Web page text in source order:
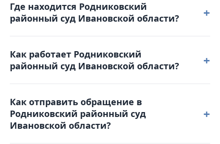
Где находится Родниковский
районный суд Ивановской области?
+
расположен по адресу: 155250, Ивановская
область, г. Родники, ул. Невская, д. 69.
Как работает Родниковский
районный суд Ивановской области?
+
30 пятница: с 8-30 до 17-30. Обеденный перерыв с
12-30 до 13-30. Выходные дни: суббота,
воскресенье и праздничные дни. График приема
Как отправить обращение в
Родниковский районный суд
Ивановской области?
+